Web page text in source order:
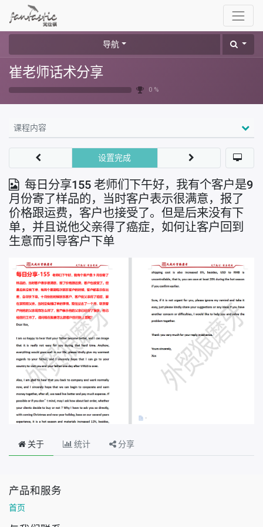
导航
崔老师话术分享
0 %
课程内容
每日分享155 老师们下午好，我有个客户是9
月份寄了样品的，当时客户表示很满意，报了
价格跟运费，客户也接受了。但是后来没有下
单，并且说他父亲得了癌症，如何让客户回到
生意而引导客户下单
设置完成
关于 统计 分享
产品和服务
首页